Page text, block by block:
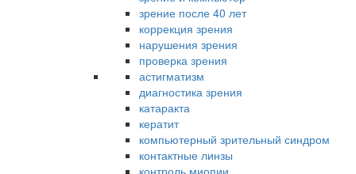
зрение после 40 лет
коррекция зрения
нарушения зрения
проверка зрения
астигматизм
диагностика зрения
катаракта
кератит
компьютерный зрительный синдром
контактные линзы